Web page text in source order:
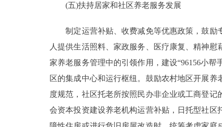
(五)扶持居家和社区养老服务发展
制定运营补贴、收费减免等优惠政策，鼓励
人提供生活照料、家政服务、医疗康复、精神
家养老服务管理中的引领作用，建设“96156小
区的集成中心和运行枢纽。鼓励农村地区开展
度规范，社区托老所按照民办非企业或工商登
会资本投资建设养老机构运营补贴，日托型社